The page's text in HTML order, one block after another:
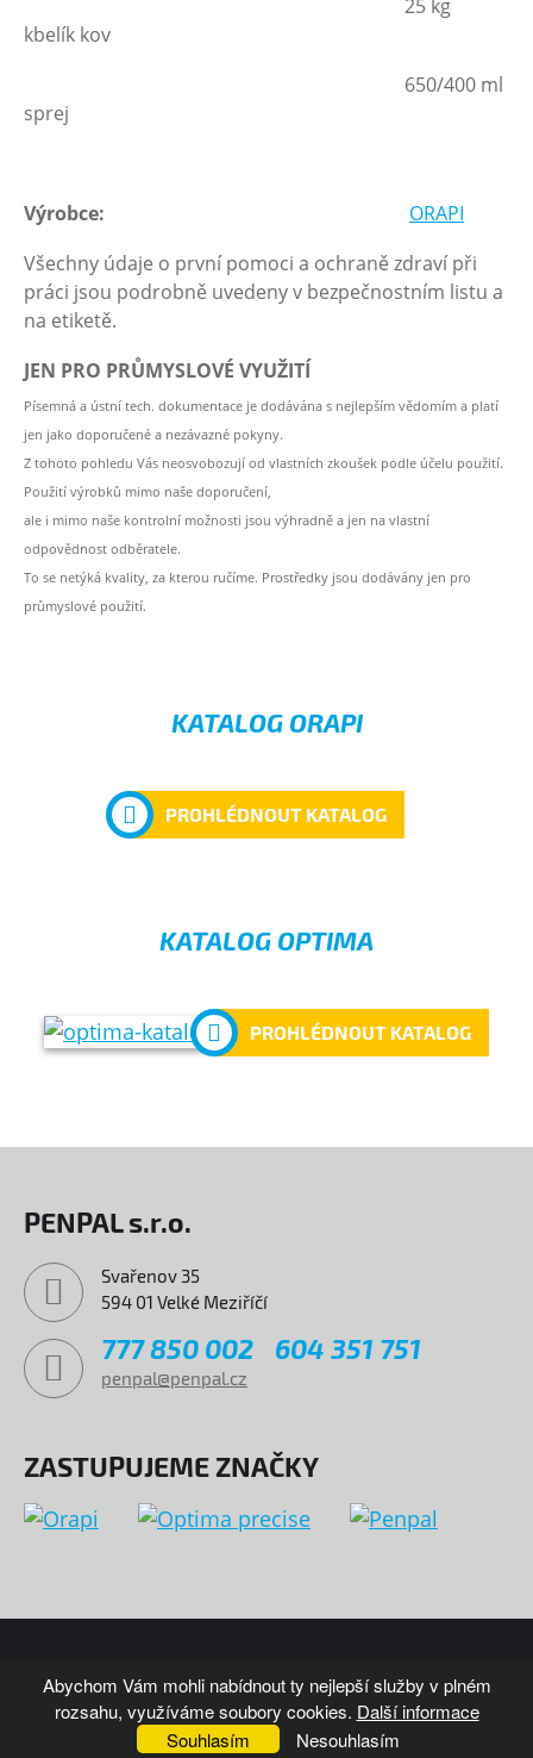
25 kg
kbelík kov
650/400 ml
sprej
Výrobce:
ORAPI
Všechny údaje o první pomoci a ochraně zdraví při
práci jsou podrobně uvedeny v bezpečnostním listu a
na etiketě.
JEN PRO PRŮMYSLOVÉ VYUŽITÍ
Písemná a ústní tech. dokumentace je dodávána s nejlepším vědomím a platí
jen jako doporučené a nezávazné pokyny.
Z tohoto pohledu Vás neosvobozují od vlastních zkoušek podle účelu použití.
Použití výrobků mimo naše doporučení,
ale i mimo naše kontrolní možnosti jsou výhradně a jen na vlastní
odpovědnost odběratele.
To se netýká kvality, za kterou ručíme. Prostředky jsou dodávány jen pro
průmyslové použití.
KATALOG ORAPI
PROHLÉDNOUT KATALOG
KATALOG OPTIMA
PROHLÉDNOUT KATALOG
PENPAL s.r.o.
Svařenov 35
594 01 Velké Meziříčí
777 850 002 604 351 751
penpal@penpal.cz
ZASTUPUJEME ZNAČKY
VYTVOŘIL XART.CZ
Abychom Vám mohli nabídnout ty nejlepší služby v plném
rozsahu, využíváme soubory cookies. Další informace
Souhlasím
Nesouhlasím